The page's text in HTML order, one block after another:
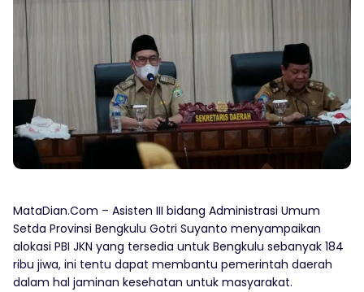
MataDian.Com – Asisten III bidang Administrasi Umum
Setda Provinsi Bengkulu Gotri Suyanto menyampaikan
alokasi PBI JKN yang tersedia untuk Bengkulu sebanyak 184
ribu jiwa, ini tentu dapat membantu pemerintah daerah
dalam hal jaminan kesehatan untuk masyarakat.